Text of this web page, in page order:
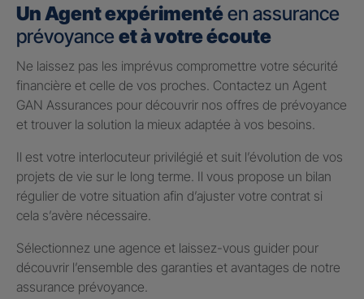
Un Agent expérimentéen assurance
prévoyance et à votre écoute
Ne laissez pas les imprévus compromettre votre sécurité
financière et celle de vos proches. Contactez un Agent
GAN Assurances pour découvrir nos offres de prévoyance
et trouver la solution la mieux adaptée à vos besoins.
Il est votre interlocuteur privilégié et suit l’évolution de vos
projets de vie sur le long terme. Il vous propose un bilan
régulier de votre situation afin d’ajuster votre contrat si
cela s’avère nécessaire.
Sélectionnez une agence et laissez-vous guider pour
découvrir l’ensemble des garanties et avantages de notre
assurance prévoyance.